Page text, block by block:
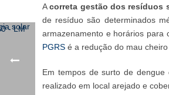
Acorreta gestão dos resíduos
de resíduo são determinados
armazenamento e horários para
PGRS é a redução do mau
Em tempos de surto de
realizado em local arejado e